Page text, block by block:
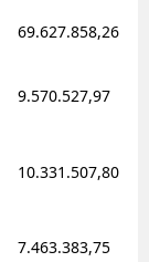
69.627.858,26
9.570.527,97
10.331.507,80
7.463.383,75